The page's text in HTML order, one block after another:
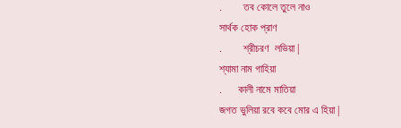
. তব কোলে তুলে নাও
সার্থক হোক প্রাণ
. শ্রীচরণ লভিয়া |
শ্যামা নাম গাহিয়া
. কালী নামে মাতিয়া
জগত ভুলিয়া রবে কবে মোর এ হিয়া |